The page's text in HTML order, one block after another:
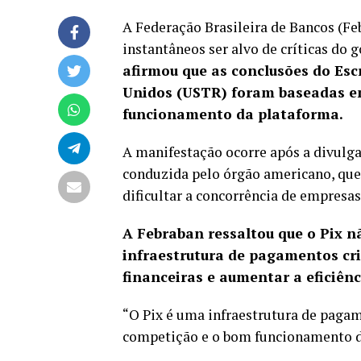
A Federação Brasileira de Bancos
instantâneos ser alvo de críticas do
afirmou que as conclusões do
Unidos (USTR) foram baseadas
funcionamento da plataforma.
A manifestação ocorre após a
conduzida pelo órgão americano,
dificultar a concorrência de
A Febraban ressaltou que o Pix
infraestrutura de pagamentos
financeiras e aumentar a
“O Pix é uma infraestrutura de
competição e o bom funcionamento